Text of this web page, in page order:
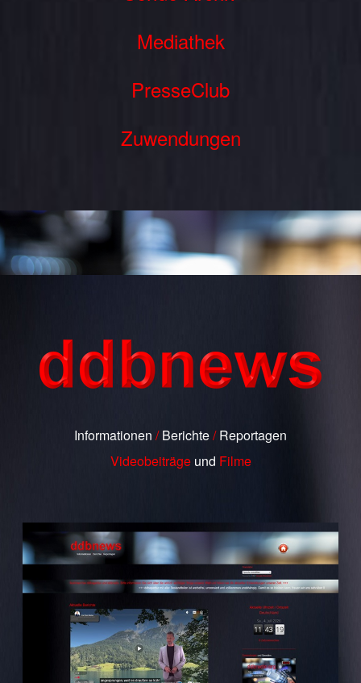
Mediathek
PresseClub
Zuwendungen
Informationen /Berichte/Reportagen
Videobeiträge und Filme